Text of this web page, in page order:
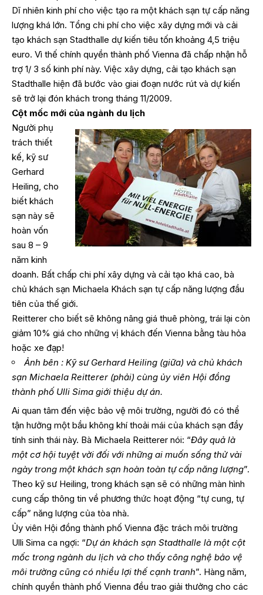
Dĩ nhiên kinh phí cho việc tạo ra một khách sạn tự cấp năng
lượng khá lớn. Tổng chi phí cho việc xây dựng mới và cải
tạo khách sạn Stadthalle dự kiến tiêu tốn khoảng 4,5 triệu
euro. Vì thế chính quyền thành phố Vienna đã chấp nhận hỗ
trợ 1/ 3 số kinh phí này. Việc xây dựng, cải tạo khách sạn
Stadthalle hiện đã bước vào giai đoạn nước rút và dự kiến
sẽ trở lại đón khách trong tháng 11/2009.
Cột mốc mới của ngành du lịch
Người phụ
trách thiết
kế, kỹ sư
Gerhard
Heiling, cho
biết khách
sạn này sẽ
hoàn vốn
sau 8 – 9
năm kinh
doanh. Bất chấp chi phí xây dựng và cải tạo khá cao, bà
chủ khách sạn Michaela Khách sạn tự cấp năng lượng đầu
tiên của thế giới.
Reitterer cho biết sẽ không nâng giá thuê phòng, trái lại còn
giảm 10% giá cho những vị khách đến Vienna bằng tàu hỏa
hoặc xe đạp!
Ảnh bên : Kỹ sư Gerhard Heiling (giữa) và chủ khách
sạn Michaela Reitterer (phải) cùng ủy viên Hội đồng
thành phố Ulli Sima giới thiệu dự án.
Ai quan tâm đến việc bảo vệ môi trường, người đó có thể
tận hưởng một bầu không khí thoải mái của khách sạn đầy
tính sinh thái này. Bà Michaela Reitterer nói: “Đây quả là
một cơ hội tuyệt vời đối với những ai muốn sống thử vài
ngày trong một khách sạn hoàn toàn tự cấp năng lượng”.
Theo kỹ sư Heiling, trong khách sạn sẽ có những màn hình
cung cấp thông tin về phương thức hoạt động “tự cung, tự
cấp” năng lượng của tòa nhà.
Ủy viên Hội đồng thành phố Vienna đặc trách môi trường
Ulli Sima ca ngợi: “Dự án khách sạn Stadthalle là một cột
mốc trong ngành du lịch và cho thấy công nghệ bảo vệ
môi trường cũng có nhiều lợi thế cạnh tranh”. Hàng năm,
chính quyền thành phố Vienna đều trao giải thưởng cho các